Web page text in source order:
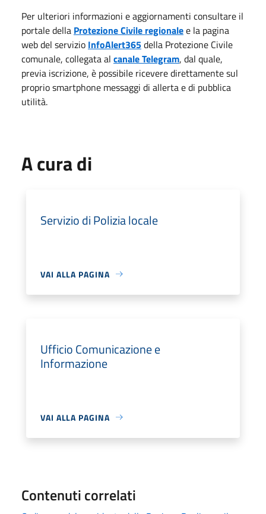
Per ulteriori informazioni e aggiornamenti consultare il
portale della Protezione Civile regionalee la pagina
web del servizio InfoAlert365della Protezione Civile
comunale, collegata al canale Telegram, dal quale,
previa iscrizione, è possibile ricevere direttamente sul
proprio smartphone messaggi di allerta e di pubblica
utilità.
A cura di
Servizio di Polizia locale
VAI ALLA PAGINA
Ufficio Comunicazione e
Informazione
VAI ALLA PAGINA
Contenuti correlati